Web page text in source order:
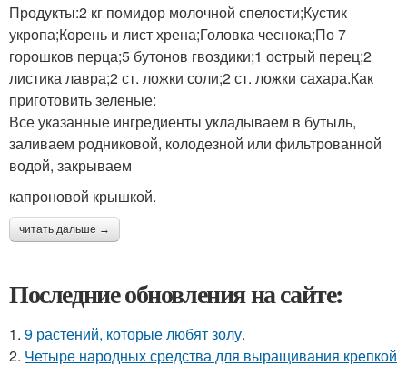
Продукты:2 кг помидор молочной спелости;Кустик
укропа;Корень и лист хрена;Головка чеснока;По 7
горошков перца;5 бутонов гвоздики;1 острый перец;2
листика лавра;2 ст. ложки соли;2 ст. ложки сахара.Как
приготовить зеленые:
Все указанные ингредиенты укладываем в бутыль,
заливаем родниковой, колодезной или фильтрованной
водой, закрываем
капроновой крышкой.
читать дальше →
Последние обновления на сайте:
1. 9 растений, которые любят золу.
2. Четыре народных средства для выращивания крепкой